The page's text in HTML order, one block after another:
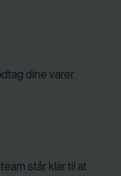
dine varer
står klar til at